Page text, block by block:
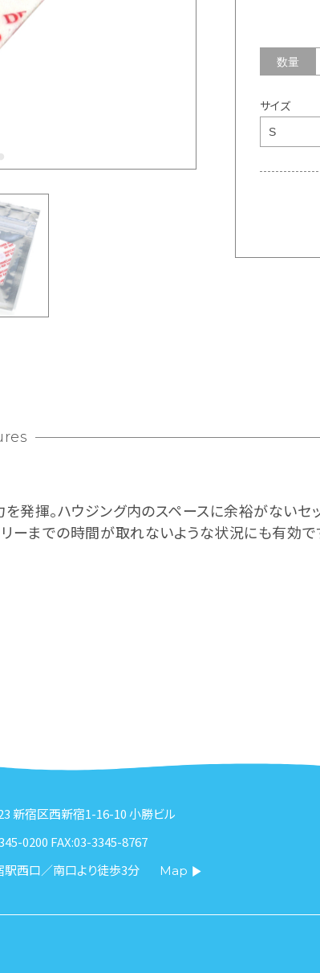
数量
サイズ
発揮。ハウジング内のスペースに余裕がないセ
リーまでの時間が取れないような状況にも有効で
新宿区西新宿1-16-10 小勝ビル
0200 FAX:03-3345-8767
駅西口／南口より徒歩3分
Map